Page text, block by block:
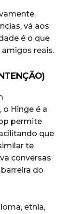
vá aos
é o que
reais.
Hinge é a
permite
que
te
conversas
do
etnia,